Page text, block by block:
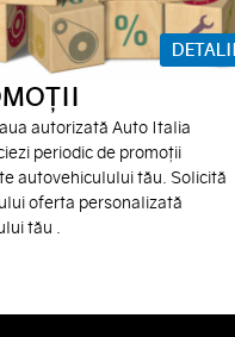
DETALII
autorizată Auto Italia
periodic de promoții
autovehiculului tău. Solicită
oferta personalizată
tău .